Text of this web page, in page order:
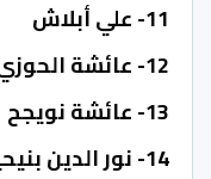
11- علي أبلاش
12- عائشة الحوزي
13- عائشة نويجح
14- نور الدين بنيحيي